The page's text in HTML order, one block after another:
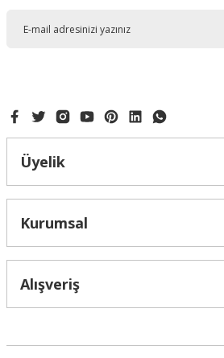
Üyelik
Kurumsal
Alışveriş